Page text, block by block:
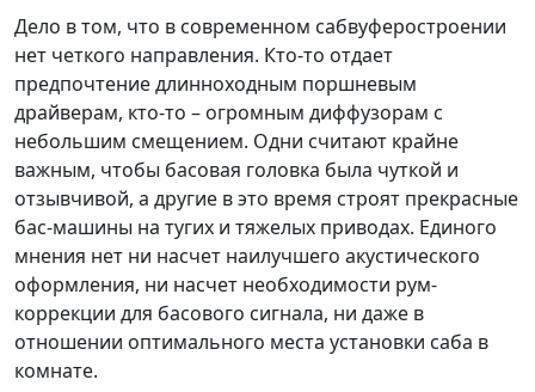
Дело в том, что в современном сабвуферостроении
нет четкого направления. Кто-то отдает
предпочтение длинноходным поршневым
драйверам, кто-то – огромным диффузорам с
небольшим смещением. Одни считают крайне
важным, чтобы басовая головка была чуткой и
отзывчивой, а другие в это время строят прекрасные
бас-машины на тугих и тяжелых приводах. Единого
мнения нет ни насчет наилучшего акустического
оформления, ни насчет необходимости рум-
коррекции для басового сигнала, ни даже в
отношении оптимального места установки саба в
комнате.